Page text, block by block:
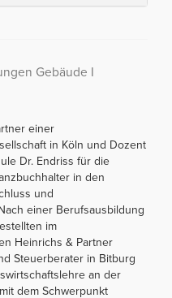
Gebäude I
einer
in Köln und Dozent
Dr. Endriss für die
in den
und
einer Berufsausbildung
im
Heinrichs & Partner
Steuerberater in Bitburg
an der
dem Schwerpunkt